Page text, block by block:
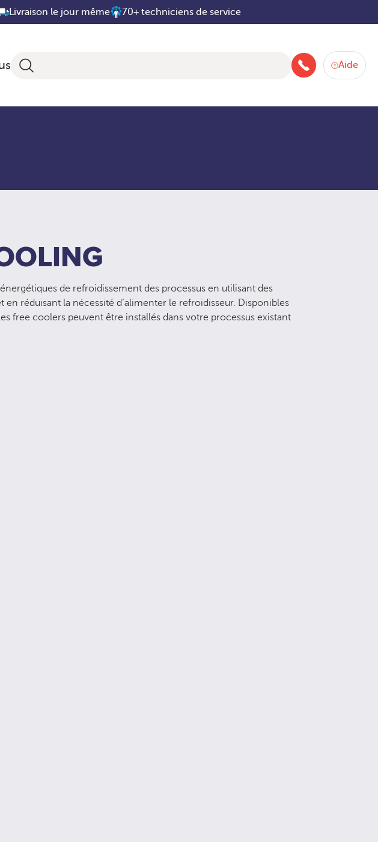
Livraison le jour même 70+ techniciens de service
+33 160 66
Aide
de refroidissement des processus en utilisant des
réduisant la nécessité d’alimenter le refroidisseur. Disponibles
free coolers peuvent être installés dans votre processus existant